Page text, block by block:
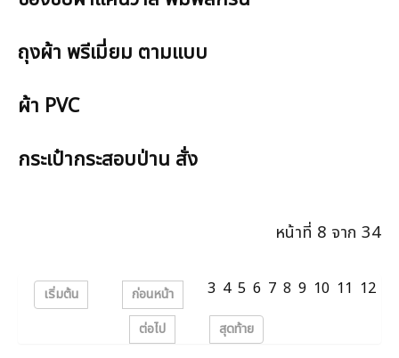
ถุงผ้า พรีเมี่ยม ตามแบบ
ผ้า PVC
กระเป๋ากระสอบป่าน สั่ง
หน้าที่ 8 จาก 34
เริ่มต้น ก่อนหน้า 3 4 5 6 7 8 9 10 11 12
ต่อไป สุดท้าย